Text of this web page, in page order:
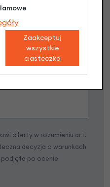
0%
płacisz
miesięcy
oferty w rozumieniu art.
decyzja o warunkach
podjęta po ocenie
Zaakceptuj
wszystkie
ciasteczka